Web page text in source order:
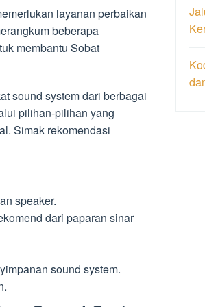
layanan perbaikan
beberapa
membantu Sobat
sound system dari berbagai
pilihan-pilihan yang
Simak rekomendasi
speaker.
dari paparan sinar
sound system.